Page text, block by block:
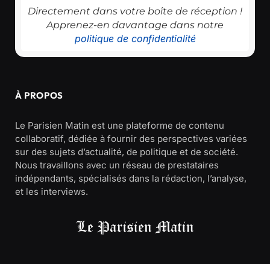
Directement dans votre boîte de réception !
Apprenez-en davantage dans notre
politique de confidentialité
À PROPOS
Le Parisien Matin est une plateforme de contenu
collaboratif, dédiée à fournir des perspectives variées
sur des sujets d’actualité, de politique et de société.
Nous travaillons avec un réseau de prestataires
indépendants, spécialisés dans la rédaction, l’analyse,
et les interviews.